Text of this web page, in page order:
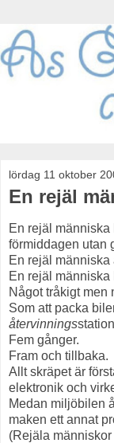
lördag 11 oktober
En rejäl
En rejäl
förmiddagen utan
En rejäl människa
En rejäl människa
Något tråkigt men
Som att packa
återvinnings
Fem gånger.
Fram och tillbaka.
Allt skräpet är
elektronik och
Medan miljöbilen
maken ett annat
(Rejäla